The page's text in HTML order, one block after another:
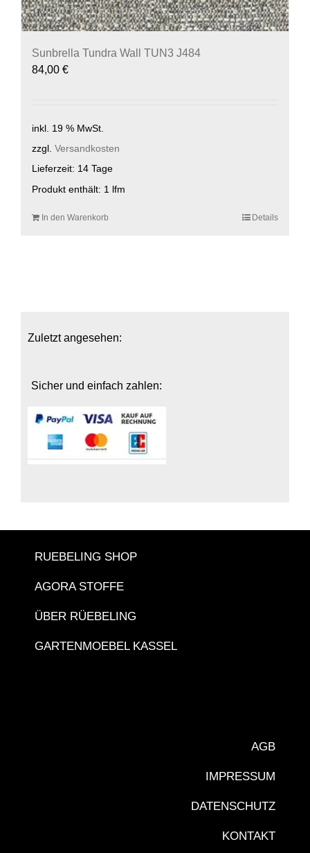
Sunbrella Tundra Wall TUN3 J484
84,00 €
inkl. 19 % MwSt.
zzgl. Versandkosten
Lieferzeit: 14 Tage
Produkt enthält: 1 lfm
In den Warenkorb Details
Zuletzt angesehen:
Sicher und einfach zahlen:
RUEBELING SHOP
AGORA STOFFE
ÜBER RÜEBELING
GARTENMOEBEL KASSEL
AGB
IMPRESSUM
DATENSCHUTZ
KONTAKT